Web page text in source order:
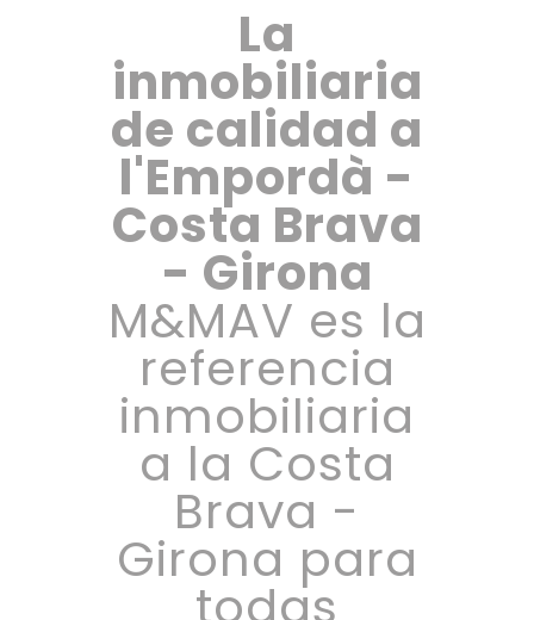
La
inmobiliaria
de calidad a
l'Empordà -
Costa Brava
- Girona
M&MAV es la
referencia
inmobiliaria
a la Costa
Brava -
Girona para